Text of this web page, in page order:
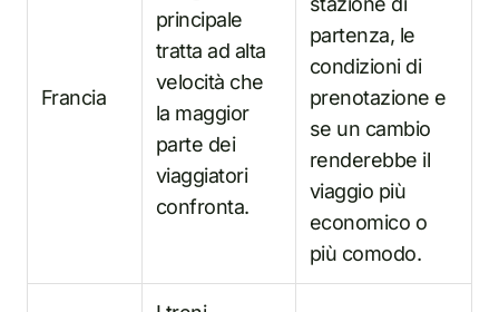
Francia
principale
tratta ad alta
velocità che
la maggior
parte dei
viaggiatori
confronta.
partenza, le
condizioni di
prenotazione e
se un cambio
renderebbe il
viaggio più
economico o
più comodo.